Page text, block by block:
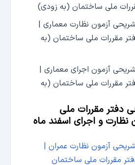
آزمون نظارت معماری |
ماه ۱۴۰۳ – دفتر مقررات ملی ساختمان (به
آزمون اجرای معماری |
ماه ۱۴۰۳ – دفتر مقررات ملی ساختمان (به
دفتر مقررات ملی
و اجرای اسفند ماه
آزمون نظارت عمران |